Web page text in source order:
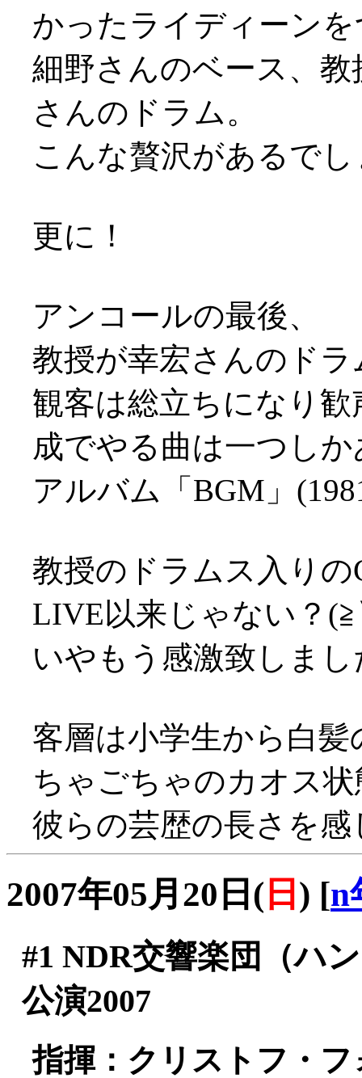
かったライディーン
細野さんのベース、
さんのドラム。
こんな贅沢があるで
更に！
アンコールの最後、
教授が幸宏さんのド
観客は総立ちになり
成でやる曲は一つし
アルバム「BGM」
教授のドラムス入りの
LIVE以来じゃない？
いやもう感激致しまし
客層は小学生から白
ちゃごちゃのカオス
彼らの芸歴の長さを
2007年05月20日( 日 ) [n
#1 NDR交響楽団（ハ
公演2007
指揮：クリストフ・